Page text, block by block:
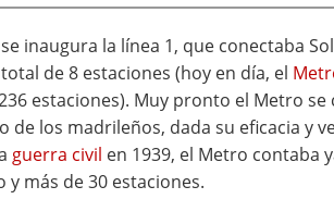
se inaugura la línea 1, que conectaba
de 8 estaciones (hoy en día, el
estaciones). Muy pronto el Metro
de los madrileños, dada su eficacia y
guerra civil en 1939, el Metro contaba
y más de 30 estaciones.